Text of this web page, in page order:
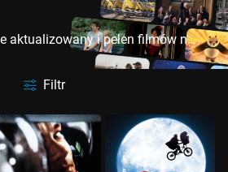
aktualizowany i pełen filmów na
nowości, filmy w oryginalnej
więcej.Filtr